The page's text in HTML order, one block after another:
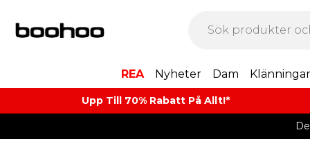
REA Nyheter Dam Klänningar
Upp Till 70% Rabatt På Allt!*